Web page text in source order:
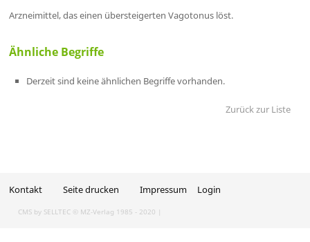
Arzneimittel, das einen übersteigerten Vagotonus löst.
Ähnliche Begriffe
Derzeit sind keine ähnlichen Begriffe vorhanden.
Zurück zur Liste
Kontakt Seite drucken Impressum Login
CMS by SELLTEC © MZ-Verlag 1985 - 2020 |